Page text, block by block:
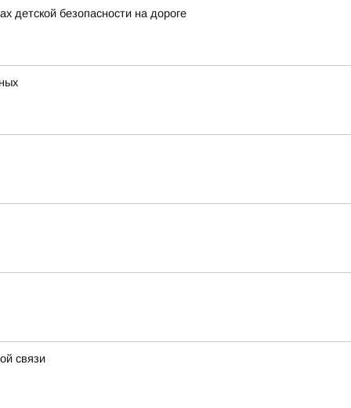
детской безопасности на дороге
связи